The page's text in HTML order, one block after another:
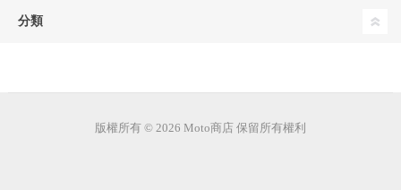
分類
版權所有 © 2026 Moto商店 保留所有權利